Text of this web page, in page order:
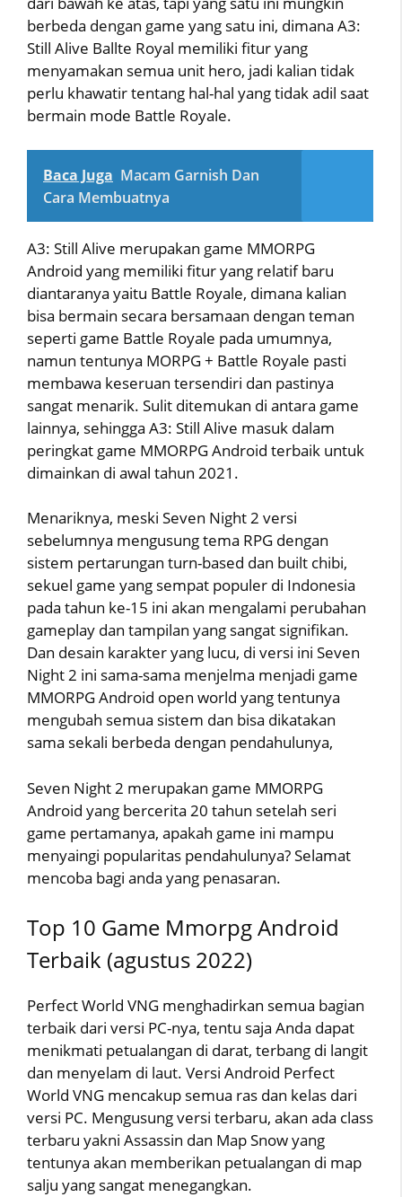
berbeda dengan game yang satu ini, dimana A3:
Still Alive Ballte Royal memiliki fitur yang
menyamakan semua unit hero, jadi kalian tidak
perlu khawatir tentang hal-hal yang tidak adil saat
bermain mode Battle Royale.
Baca Juga Macam Garnish Dan
Cara Membuatnya
A3: Still Alive merupakan game MMORPG
Android yang memiliki fitur yang relatif baru
diantaranya yaitu Battle Royale, dimana kalian
bisa bermain secara bersamaan dengan teman
seperti game Battle Royale pada umumnya,
namun tentunya MORPG + Battle Royale pasti
membawa keseruan tersendiri dan pastinya
sangat menarik. Sulit ditemukan di antara game
lainnya, sehingga A3: Still Alive masuk dalam
peringkat game MMORPG Android terbaik untuk
dimainkan di awal tahun 2021.
Menariknya, meski Seven Night 2 versi
sebelumnya mengusung tema RPG dengan
sistem pertarungan turn-based dan built chibi,
sekuel game yang sempat populer di Indonesia
pada tahun ke-15 ini akan mengalami perubahan
gameplay dan tampilan yang sangat signifikan.
Dan desain karakter yang lucu, di versi ini Seven
Night 2 ini sama-sama menjelma menjadi game
MMORPG Android open world yang tentunya
mengubah semua sistem dan bisa dikatakan
sama sekali berbeda dengan pendahulunya,
Seven Night 2 merupakan game MMORPG
Android yang bercerita 20 tahun setelah seri
game pertamanya, apakah game ini mampu
menyaingi popularitas pendahulunya? Selamat
mencoba bagi anda yang penasaran.
Top 10 Game Mmorpg Android
Terbaik (agustus 2022)
Perfect World VNG menghadirkan semua bagian
terbaik dari versi PC-nya, tentu saja Anda dapat
menikmati petualangan di darat, terbang di langit
dan menyelam di laut. Versi Android Perfect
World VNG mencakup semua ras dan kelas dari
versi PC. Mengusung versi terbaru, akan ada class
terbaru yakni Assassin dan Map Snow yang
tentunya akan memberikan petualangan di map
salju yang sangat menegangkan.